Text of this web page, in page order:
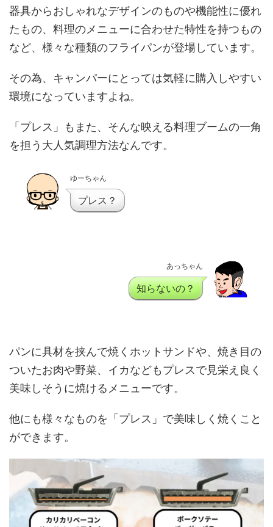
器具からおしゃれなデザインのものや機能性に優れ
たもの、料理のメニューに合わせた特性を持つもの
など、様々な種類のフライパンが登場しています。
その為、キャンパーにとっては気軽に購入しやすい
環境になっていますよね。
「プレス」もまた、そんな映える料理ブームの一角
を担う大人気調理方法なんです。
ゆーちゃん
プレス？
あっちゃん
知らないの？
パンに具材を挟んで焼くホットサンドや、焼き目の
ついたお肉や野菜、イカなどもプレスで見栄え良く
美味しそうに焼けるメニューです。
他にも様々なものを「プレス」で美味しく焼くこと
ができます。